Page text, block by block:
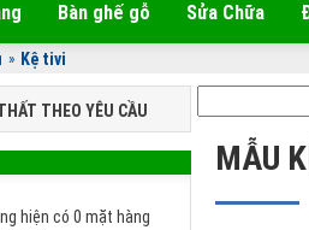
Bàn ghế gỗ Sửa Chữa
» Kệ tivi
THEO YÊU CẦU
hiện có 0 mặt hàng
MẪU